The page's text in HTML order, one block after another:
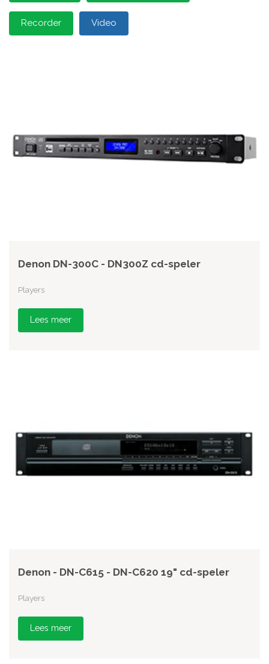
Recorder Video
Denon DN-300C - DN300Z cd-speler
Players
Lees meer
Denon - DN-C615 - DN-C620 19" cd-speler
Players
Lees meer